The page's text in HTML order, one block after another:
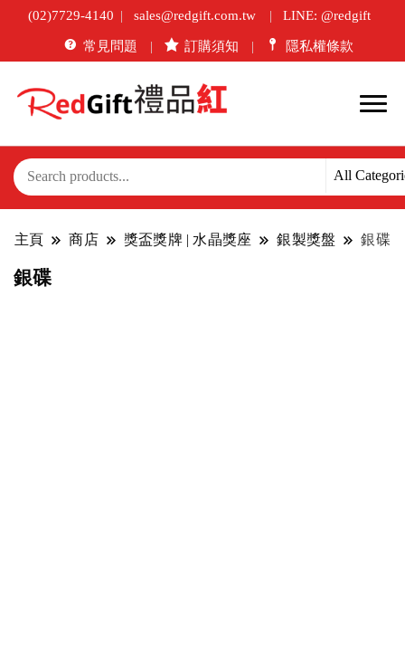
(02)7729-4140 sales@redgift.com.tw LINE: @redgift
常見問題 訂購須知 隱私權條款
主頁 商店 獎盃獎牌 | 水晶獎座 銀製獎盤 銀碟
銀碟